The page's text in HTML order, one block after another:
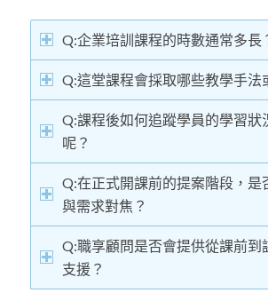
Q:企業培訓課程的時數通常多長
Q:這堂課程會採取哪些教學手法
Q:課程後如何追蹤學員的學習狀
呢？
Q:在正式開課前的提案階段，是
與需求對焦？
Q:職享顧問是否會提供從課前到
支援？